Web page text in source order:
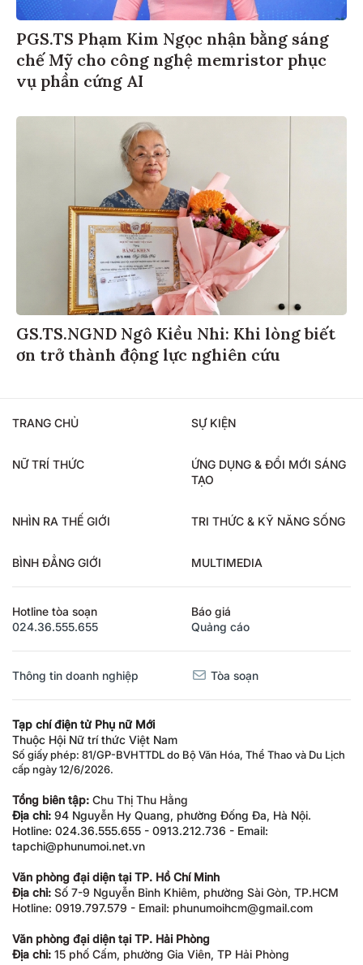
PGS.TS Phạm Kim Ngọc nhận bằng sáng
chế Mỹ cho công nghệ memristor phục
vụ phần cứng AI
GS.TS.NGND Ngô Kiều Nhi: Khi lòng biết
ơn trở thành động lực nghiên cứu
TRANG CHỦ SỰ KIỆN
NỮ TRÍ THỨC
ỨNG DỤNG & ĐỔI MỚI SÁNG
TẠO
NHÌN RA THẾ GIỚI TRI THỨC & KỸ NĂNG SỐNG
BÌNH ĐẲNG GIỚI MULTIMEDIA
Hotline tòa soạn
024.36.555.655
Báo giá
Quảng cáo
Thông tin doanh nghiệp Tòa soạn
Tạp chí điện tử Phụ nữ Mới
Thuộc Hội Nữ trí thức Việt Nam
Số giấy phép: 81/GP-BVHTTDL do Bộ Văn Hóa, Thể Thao và Du Lịch
cấp ngày 12/6/2026.
Tổng biên tập: Chu Thị Thu Hằng
Địa chỉ: 94 Nguyễn Hy Quang, phường Đống Đa, Hà Nội.
Hotline: 024.36.555.655 - 0913.212.736 - Email:
tapchi@phunumoi.net.vn
Văn phòng đại diện tại TP. Hồ Chí Minh
Địa chỉ: Số 7-9 Nguyễn Bỉnh Khiêm, phường Sài Gòn, TP.HCM
Hotline: 0919.797.579 - Email: phunumoihcm@gmail.com
Văn phòng đại diện tại TP. Hải Phòng
Địa chỉ: 15 phố Cấm, phường Gia Viên, TP Hải Phòng